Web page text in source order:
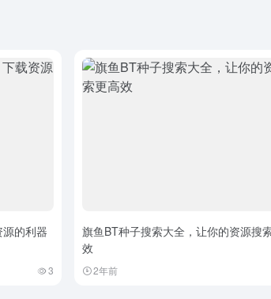
的利器
3
旗鱼BT种子搜索大全，让你的资源搜
效
2年前